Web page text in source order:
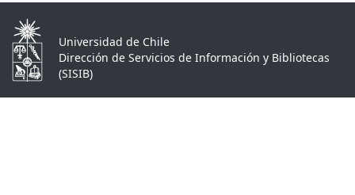
Universidad de Chile
Dirección de Servicios de Información y Bibliotecas
(SISIB)